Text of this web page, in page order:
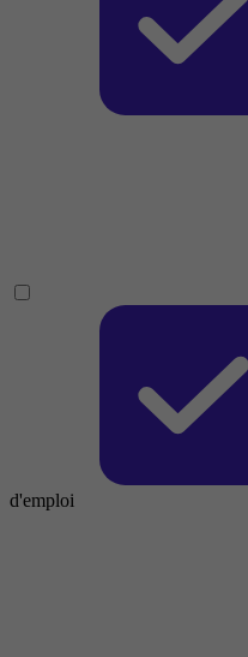
d'emploi